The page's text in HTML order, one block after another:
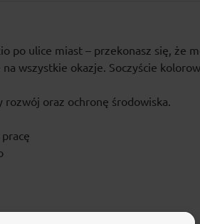
po ulice miast – przekonasz się, że
wszystkie okazje. Soczyście
rozwój oraz ochronę środowiska.